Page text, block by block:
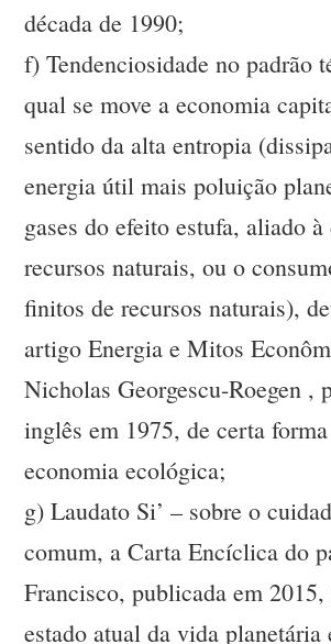
década de 1990;
f) Tendenciosidade no padrão
qual se move a economia
sentido da alta entropia
energia útil mais poluição
gases do efeito estufa, aliado
recursos naturais, ou o
finitos de recursos naturais),
artigo Energia e Mitos
Nicholas Georgescu-Roegen ,
inglês em 1975, de certa
economia ecológica;
g) Laudato Si’ – sobre o
comum, a Carta Encíclica do
Francisco, publicada em 2015,
estado atual da vida planetária